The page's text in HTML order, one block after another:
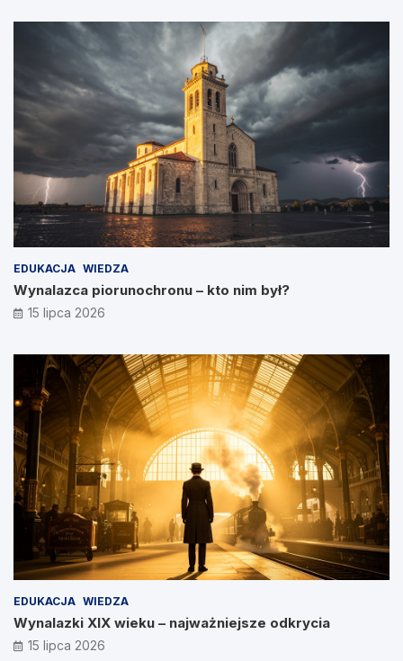
EDUKACJA WIEDZA
Wynalazca piorunochronu – kto nim był?
15 lipca 2026
EDUKACJA WIEDZA
Wynalazki XIX wieku – najważniejsze odkrycia
15 lipca 2026